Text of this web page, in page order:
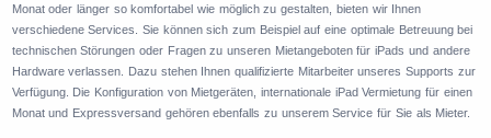
Monat oder länger so komfortabel wie möglich zu gestalten, bieten wir Ihnen
verschiedene Services. Sie können sich zum Beispiel auf eine optimale Betreuung bei
technischen Störungen oder Fragen zu unseren Mietangeboten für iPads und andere
Hardware verlassen. Dazu stehen Ihnen qualifizierte Mitarbeiter unseres Supports zur
Verfügung. Die Konfiguration von Mietgeräten, internationale iPad Vermietung für einen
Monat und Expressversand gehören ebenfalls zu unserem Service für Sie als Mieter.